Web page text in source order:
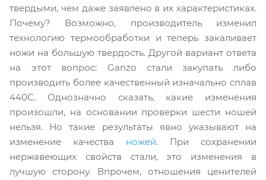
твердыми, чем даже заявлено в их характеристиках.
Почему? Возможно, производитель изменил
технологию термообработки и теперь закаливает
ножи на большую твердость. Другой вариант ответа
на этот вопрос: Ganzo стали закупать либо
производить более качественный изначально сплав
440С. Однозначно сказать, какие изменения
произошли, на основании проверки шести ношей
нельзя. Но такие результаты явно указывают на
изменение качества ножей. При сохранении
нержавеющих свойств стали, это изменения в
лучшую сторону. Впрочем, отношения ценителей